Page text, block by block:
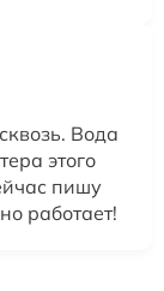
Вода
этого
пишу
работает!